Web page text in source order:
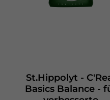
St.Hippolyt -
Basics Balance -